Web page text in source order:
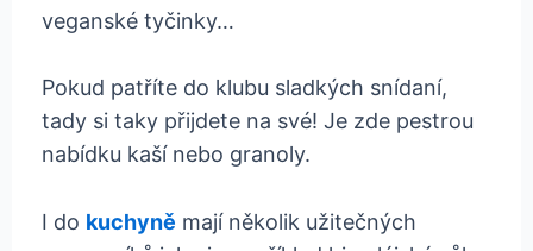
veganské tyčinky…
Pokud patříte do klubu sladkých snídaní,
tady si taky přijdete na své! Je zde pestrou
nabídku kaší nebo granoly.
I do kuchyně mají několik užitečných